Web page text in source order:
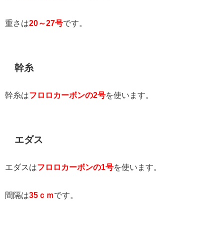
重さは20～27号です。
幹糸
幹糸はフロロカーボンの2号を使います。
エダス
エダスはフロロカーボンの1号を使います。
間隔は35ｃｍです。